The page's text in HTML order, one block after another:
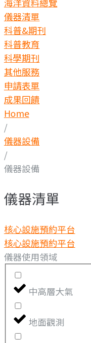
儀器清單
科普&期刊
科普教育
科學期刊
其他服務
申請表單
成果回饋
Home
/
儀器設備
/
儀器設備
儀器清單
核心設施預約平台
核心設施預約平台
儀器使用領域
中高層大氣
地面觀測